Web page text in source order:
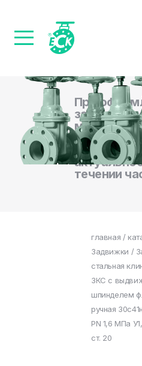
При
заказа на
продаж
течении
главная /
Задвижки /
стальная
ЗКС с
шпинделем
ручная
PN 1,6 МПа
ст. 20